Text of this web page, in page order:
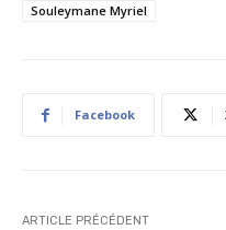
Souleymane Myriel
Facebook
ARTICLE PRÉCÉDENT